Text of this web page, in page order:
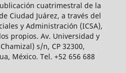
cuatrimestral de la
Ciudad Juárez, a través del
y Administración (ICSA),
propios. Av. Universidad y
s/n, CP 32300,
México. Tel. +52 656 688